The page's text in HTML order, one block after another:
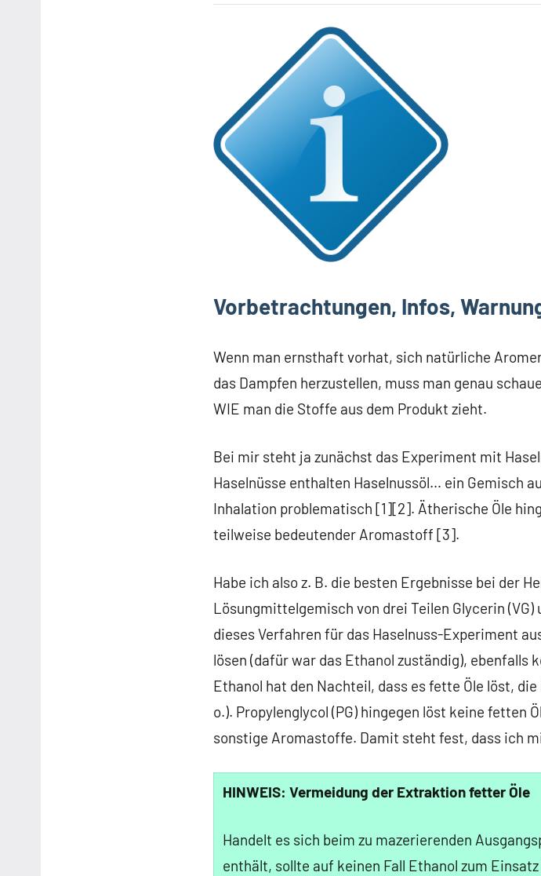
Vorbetrachtungen, Infos,
Wenn man ernsthaft vorhat, sich natürliche
das Dampfen herzustellen, muss man genau
WIE man die Stoffe aus dem Produkt zieht.
Bei mir steht ja zunächst das Experiment mit
Haselnüsse enthalten Haselnussöl… ein Gemisch
Inhalation problematisch [1][2]. Ätherische Öle
teilweise bedeutender Aromastoff [3].
Habe ich also z. B. die besten Ergebnisse bei der
Lösungmittelgemisch von drei Teilen Glycerin
dieses Verfahren für das Haselnuss-Experiment
lösen (dafür war das Ethanol zuständig), ebenfalls
Ethanol hat den Nachteil, dass es fette Öle löst,
o.). Propylenglycol (PG) hingegen löst keine fetten
sonstige Aromastoffe. Damit steht fest, dass ich
HINWEIS: Vermeidung der Extraktion fetter Öle
Handelt es sich beim zu mazerierenden
enthält, sollte auf keinen Fall Ethanol zum